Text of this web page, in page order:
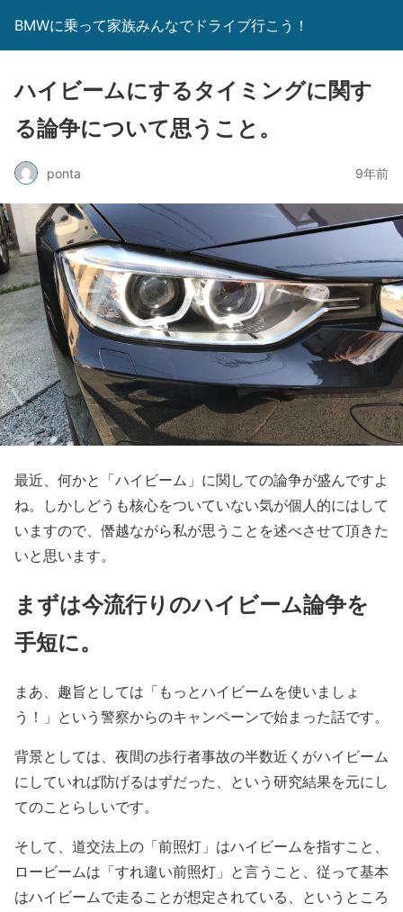
BMWに乗って家族みんなでドライブ行こう！
ハイビームにするタイミングに関す
る論争について思うこと。
ponta 9年前
最近、何かと「ハイビーム」に関しての論争が盛んですよ
ね。しかしどうも核心をついていない気が個人的にはして
いますので、僭越ながら私が思うことを述べさせて頂きた
いと思います。
まずは今流行りのハイビーム論争を
手短に。
まあ、趣旨としては「もっとハイビームを使いましょ
う！」という警察からのキャンペーンで始まった話です。
背景としては、夜間の歩行者事故の半数近くがハイビーム
にしていれば防げるはずだった、という研究結果を元にし
てのことらしいです。
そして、道交法上の「前照灯」はハイビームを指すこと、
ロービームは「すれ違い前照灯」と言うこと、従って基本
はハイビームで走ることが想定されている、というところ